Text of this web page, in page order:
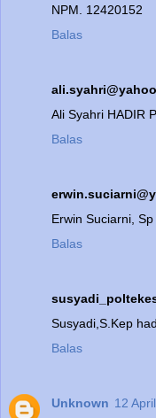
NPM. 12420152
Balas
Ali Syahri HADIR
Balas
Erwin Suciarni,
Balas
Susyadi,S.Kep
Balas
Unknown 12